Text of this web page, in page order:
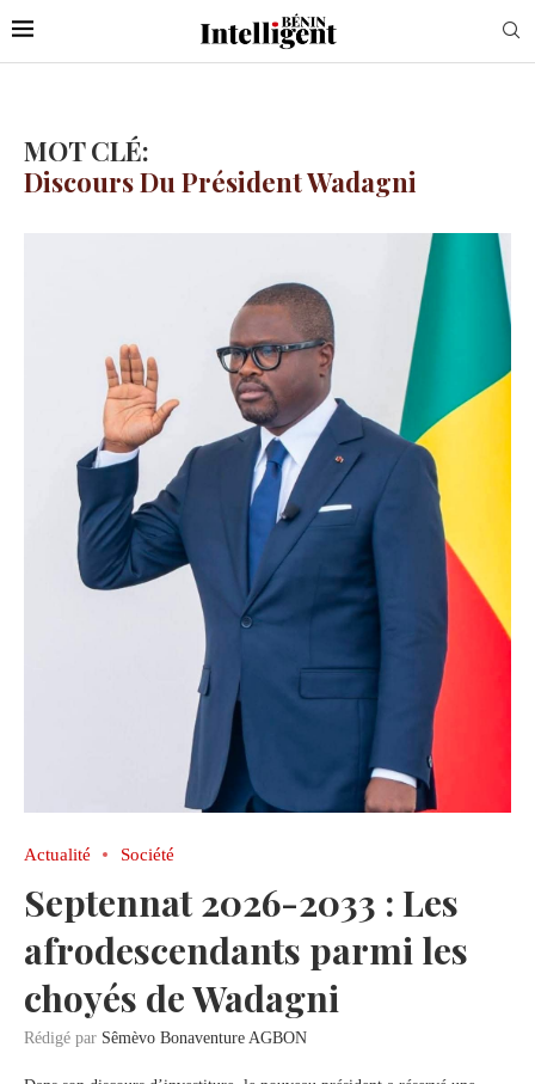
MOT CLÉ:
Discours Du Président Wadagni
Actualité Société
Septennat 2026-2033 : Les
afrodescendants parmi les
choyés de Wadagni
Rédigé par Sêmèvo Bonaventure AGBON